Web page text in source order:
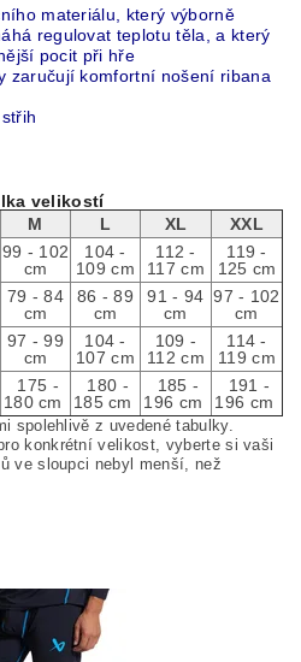
materiálu, který výborně
regulovat teplotu těla, a který
pocit při hře
zaručují komfortní nošení ribana
velikostí
M L XL
XXL
99 - 102
cm
104 -
109 cm
112 -
117 cm
119 -
125 cm
79 - 84
cm
86 - 89
cm
91 - 94
cm
97 - 102
cm
97 - 99
cm
104 -
107 cm
109 -
112 cm
114 -
119 cm
175 -
180 cm
180 -
185 cm
185 -
196 cm
191 -
196 cm
spolehlivě z uvedené tabulky.
konkrétní velikost, vyberte si vaši
ve sloupci nebyl menší, než